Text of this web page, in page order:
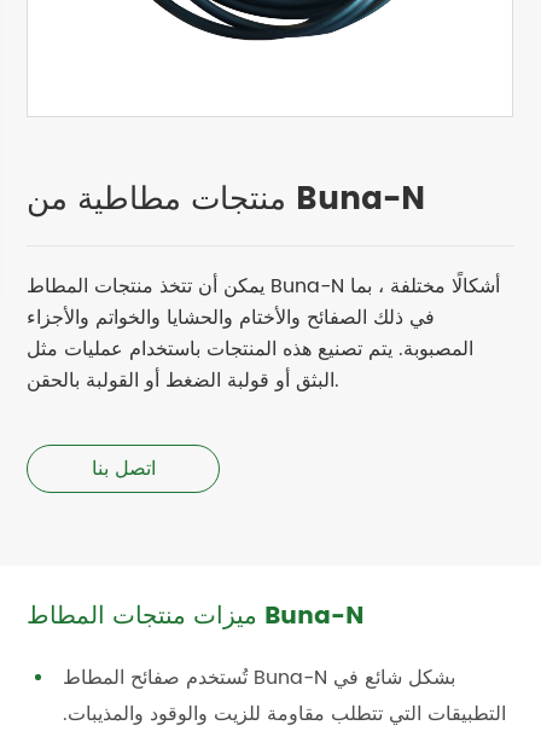
منتجات مطاطية من Buna-N
يمكن أن تتخذ منتجات المطاط Buna-N أشكالًا مختلفة ، بما
في ذلك الصفائح والأختام والحشايا والخواتم والأجزاء
المصبوبة. يتم تصنيع هذه المنتجات باستخدام عمليات مثل
البثق أو قولبة الضغط أو القولبة بالحقن.
اتصل بنا
ميزات منتجات المطاط Buna-N
تُستخدم صفائح المطاط Buna-N بشكل شائع في
التطبيقات التي تتطلب مقاومة للزيت والوقود والمذيبات.